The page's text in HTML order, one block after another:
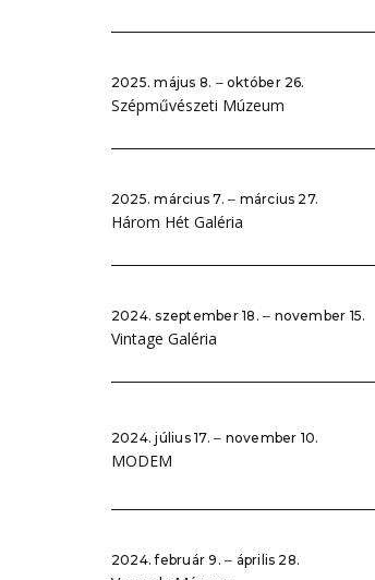
2025. május 8. ‒ október 26.
Szépművészeti Múzeum
2025. március 7. ‒ március 27.
Három Hét Galéria
2024. szeptember 18. ‒ november 15.
Vintage Galéria
2024. július 17. ‒ november 10.
MODEM
2024. február 9. ‒ április 28.